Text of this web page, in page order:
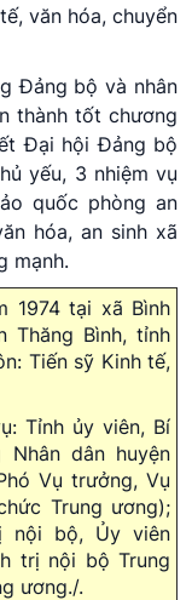
văn hóa, chuyển
Đảng bộ và nhân
thành tốt chương
Đại hội Đảng bộ
yếu, 3 nhiệm vụ
quốc phòng an
hóa, an sinh xã
mạnh.
1974 tại xã Bình
Thăng Bình, tỉnh
Tiến sỹ Kinh tế,
Tỉnh ủy viên, Bí
dân huyện
Vụ trưởng, Vụ
Trung ương);
nội bộ, Ủy viên
trị nội bộ Trung
ương./.